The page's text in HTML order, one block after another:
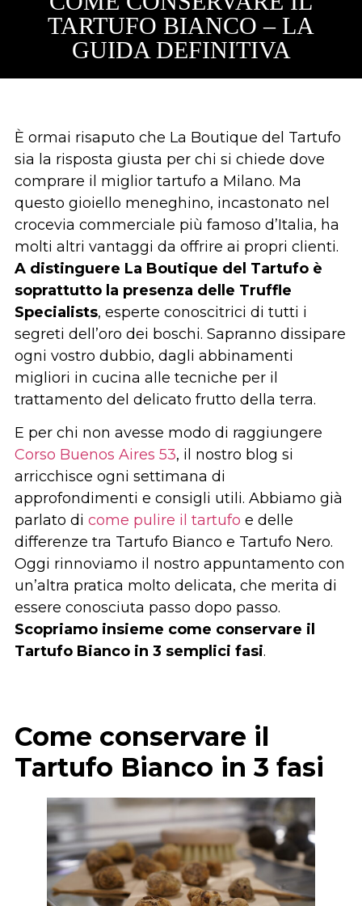
TARTUFO BIANCO – LA
GUIDA DEFINITIVA
È ormai risaputo che La Boutique del Tartufo
sia la risposta giusta per chi si chiede dove
comprare il miglior tartufo a Milano. Ma
questo gioiello meneghino, incastonato nel
crocevia commerciale più famoso d’Italia, ha
molti altri vantaggi da offrire ai propri clienti.
A distinguere La Boutique del Tartufo è
soprattutto la presenza delle Truffle
Specialists, esperte conoscitrici di tutti i
segreti dell’oro dei boschi. Sapranno dissipare
ogni vostro dubbio, dagli abbinamenti
migliori in cucina alle tecniche per il
trattamento del delicato frutto della terra.
E per chi non avesse modo di raggiungere
Corso Buenos Aires 53, il nostro blog si
arricchisce ogni settimana di
approfondimenti e consigli utili. Abbiamo già
parlato di come pulire il tartufo e delle
differenze tra Tartufo Bianco e Tartufo Nero.
Oggi rinnoviamo il nostro appuntamento con
un’altra pratica molto delicata, che merita di
essere conosciuta passo dopo passo.
Scopriamo insieme come conservare il
Tartufo Bianco in 3 semplici fasi.
Come conservare il
Tartufo Bianco in 3 fasi